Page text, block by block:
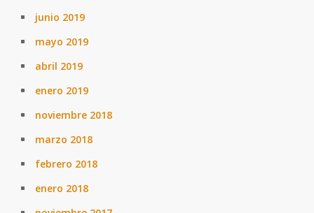
junio 2019
mayo 2019
abril 2019
enero 2019
noviembre 2018
marzo 2018
febrero 2018
enero 2018